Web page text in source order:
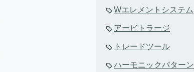
Wエレメントシステム
アービトラージ
トレードツール
ハーモニックパターン